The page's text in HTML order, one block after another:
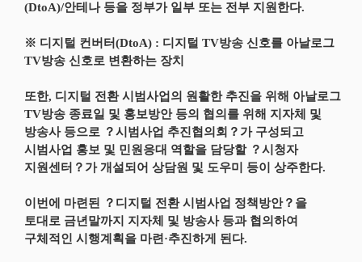
(DtoA)/안테나 등을 정부가 일부 또는 전부 지원한다.
※ 디지털 컨버터(DtoA) : 디지털 TV방송 신호를 아날로그
TV방송 신호로 변환하는 장치
또한, 디지털 전환 시범사업의 원활한 추진을 위해 아날로그
TV방송 종료일 및 홍보방안 등의 협의를 위해 지자체 및
방송사 등으로 ？시범사업 추진협의회？가 구성되고
시범사업 홍보 및 민원응대 역할을 담당할 ？시청자
지원센터？가 개설되어 상담원 및 도우미 등이 상주한다.
이번에 마련된 ？디지털 전환 시범사업 정책방안？을
토대로 금년말까지 지자체 및 방송사 등과 협의하여
구체적인 시행계획을 마련·추진하게 된다.